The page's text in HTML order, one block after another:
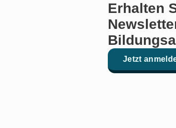
Erhalten
Jetzt